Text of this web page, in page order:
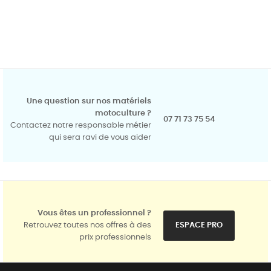
Une question sur nos matériels
motoculture ?
Contactez notre responsable métier
qui sera ravi de vous aider
07 71 73 75 54
Vous êtes un professionnel ?
Retrouvez toutes nos offres à des
prix professionnels
ESPACE PRO